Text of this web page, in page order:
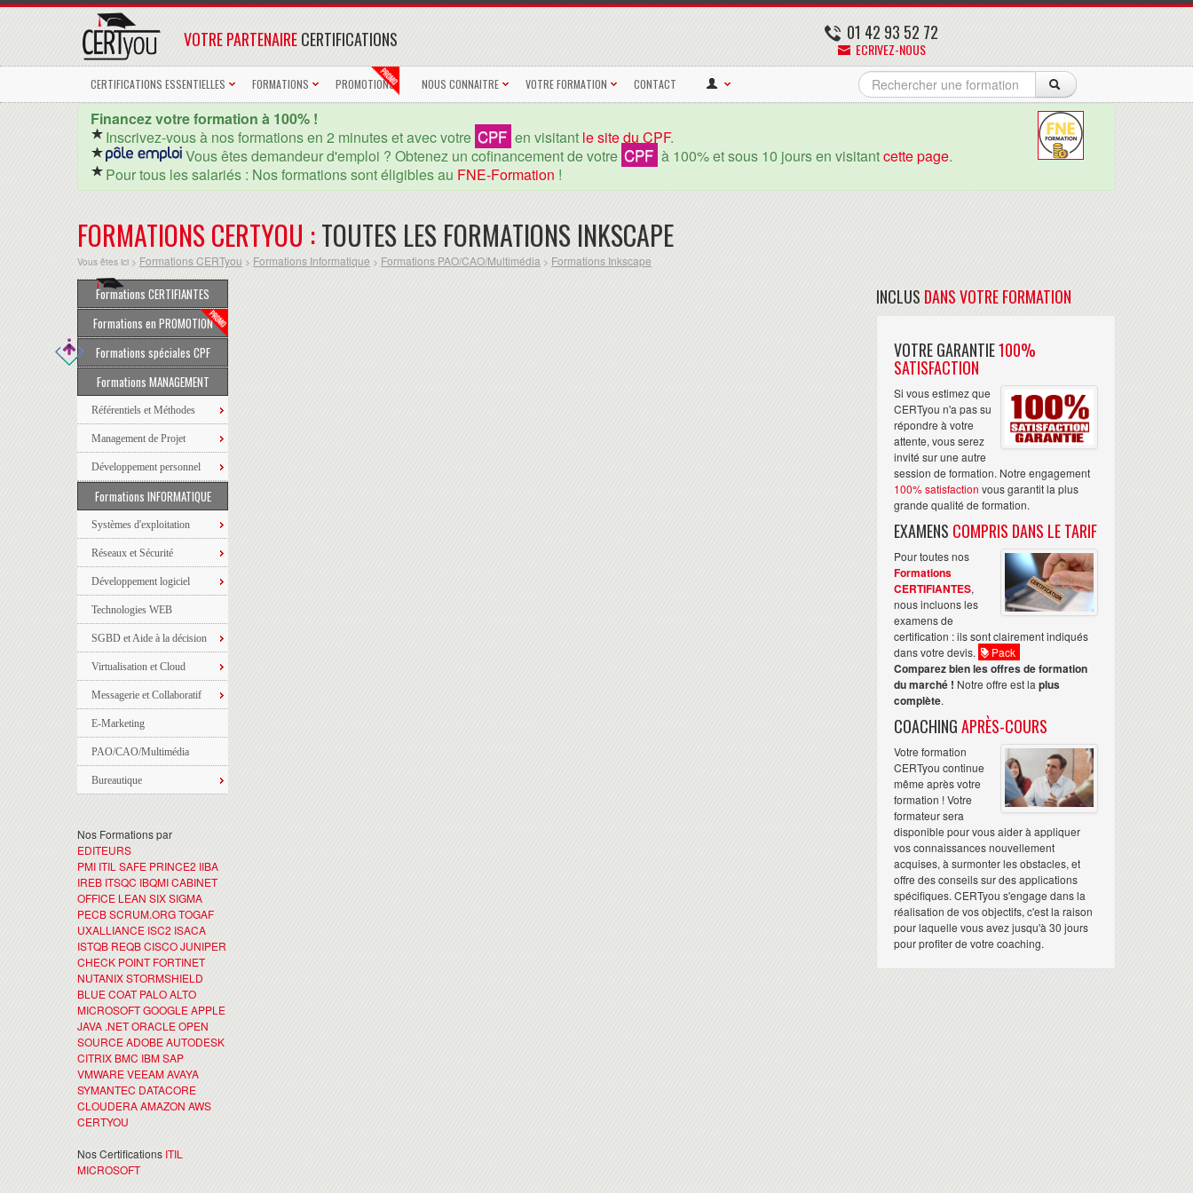
01 42 93 52 72
ECRIVEZ-NOUS
VOTRE PARTENAIRECERTIFICATIONS
CERTIFICATIONS ESSENTIELLES FORMATIONS PROMOTIONS NOUS CONNAITRE VOTRE FORMATION CONTACT
Financez votre formation à 100% !
Inscrivez-vous à nos formations en 2 minutes et avec votre CPF en visitant le site du CPF.
Vous êtes demandeur d'emploi ? Obtenez un cofinancement de votre CPF à 100% et sous 10 jours en visitantcette page.
Pour tous les salariés : Nos formations sont éligibles au FNE-Formation !
FORMATIONS CERTYOU :TOUTES LES FORMATIONS INKSCAPE
Vous êtes ici > Formations CERTyou > Formations Informatique > Formations PAO/CAO/Multimédia > Formations Inkscape
Formations CERTIFIANTES
Formations en PROMOTION
Formations spéciales CPF
Formations MANAGEMENT
Référentiels et Méthodes
Management de Projet
Développement personnel
Formations INFORMATIQUE
Systèmes d'exploitation
Réseaux et Sécurité
Développement logiciel
Technologies WEB
SGBD et Aide à la décision
Virtualisation et Cloud
Messagerie et Collaboratif
E-Marketing
PAO/CAO/Multimédia
Bureautique
Nos Formations par
EDITEURS
PMI ITIL SAFE PRINCE2 IIBA
IREB ITSQC IBQMICABINET
OFFICE LEAN SIX SIGMA
PECBSCRUM.ORGTOGAF
UXALLIANCE ISC2 ISACA
ISTQB REQBCISCOJUNIPER
CHECK POINT FORTINET
NUTANIXSTORMSHIELD
BLUE COAT PALO ALTO
MICROSOFTGOOGLEAPPLE
JAVA .NETORACLEOPEN
SOURCEADOBEAUTODESK
CITRIX BMC IBMSAP
VMWAREVEEAMAVAYA
SYMANTEC DATACORE
CLOUDERAAMAZON AWS
CERTYOU
Nos Certifications ITIL
MICROSOFT
INCLUS DANS VOTRE FORMATION
VOTRE GARANTIE100%
SATISFACTION
Si vous estimez que
CERTyou n'a pas su
répondre à votre
attente, vous serez
invité sur une autre
session de formation. Notre engagement
100% satisfaction vous garantit la plus
grande qualité de formation.
EXAMENS COMPRIS DANS LE TARIF
Pour toutes nos
Formations
CERTIFIANTES,
nous incluons les
examens de
certification : ils sont clairement indiqués
dans votre devis.
Pack
Comparez bien les offres de formation
du marché ! Notre offre est la plus
complète.
COACHINGAPRÈS-COURS
Votre formation
CERTyou continue
même après votre
formation ! Votre
formateur sera
disponible pour vous aider à appliquer
vos connaissances nouvellement
acquises, à surmonter les obstacles, et
offre des conseils sur des applications
spécifiques. CERTyou s'engage dans la
réalisation de vos objectifs, c'est la raison
pour laquelle vous avez jusqu'à 30 jours
pour profiter de votre coaching.